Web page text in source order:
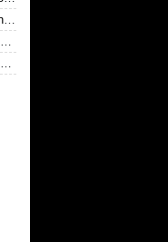
Workshop Sportitalia, candidature aperte: da qui sono passate firme di Serie A
Conference League, tris dell'Ajax e Twente tennistico con gol di Pjaca
Memorial Mamma e Papà Cairo, sonoro ko della Primavera contro il Toro